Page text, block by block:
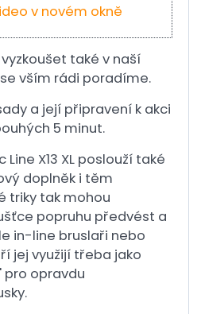
v novém okně
také v naší
vším rádi poradíme.
a její připravení k akci
5 minut.
X13 XL poslouží také
doplněk i těm
triky tak mohou
popruhu předvést a
in-line bruslaři nebo
jej využijí třeba jako
pro opravdu